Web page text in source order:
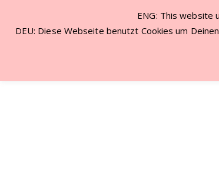
NEW VISITOR? START HERE!
ENG: This website
DEU: Diese Webseite benutzt Cookies um